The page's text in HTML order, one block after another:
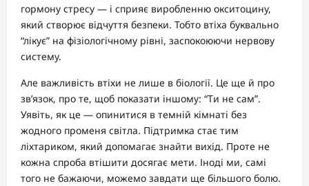
гормону стресу — і сприяє виробленню окситоцину,
який створює відчуття безпеки. Тобто втіха буквально
“лікує” на фізіологічному рівні, заспокоюючи нервову
систему.
Але важливість втіхи не лише в біології. Це ще й про
зв’язок, про те, щоб показати іншому: “Ти не сам”.
Уявіть, як це — опинитися в темній кімнаті без
жодного променя світла. Підтримка стає тим
ліхтариком, який допомагає знайти вихід. Проте не
кожна спроба втішити досягає мети. Іноді ми, самі
того не бажаючи, можемо завдати ще більшого болю.